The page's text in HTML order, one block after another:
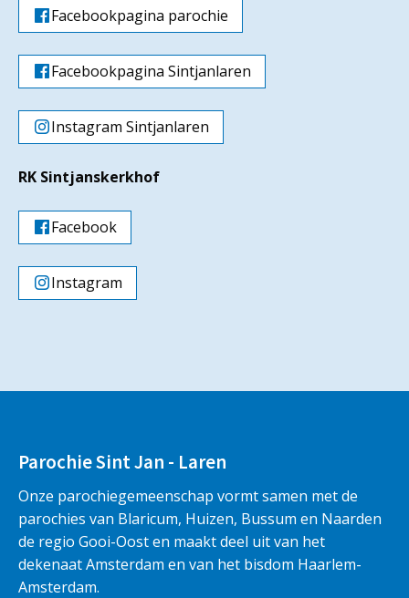
Facebookpagina parochie
Facebookpagina Sintjanlaren
Instagram Sintjanlaren
RK Sintjanskerkhof
Facebook
Instagram
Parochie Sint Jan - Laren
Onze parochiegemeenschap vormt samen met de
parochies van Blaricum, Huizen, Bussum en Naarden
de regio Gooi-Oost en maakt deel uit van het
dekenaat Amsterdam en van het bisdom Haarlem-
Amsterdam.